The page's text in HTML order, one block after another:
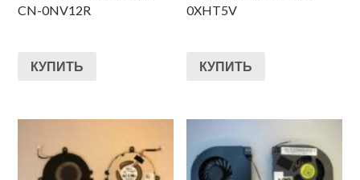
CN-0NV12R
КУПИТЬ
0XHT5V
КУПИТЬ